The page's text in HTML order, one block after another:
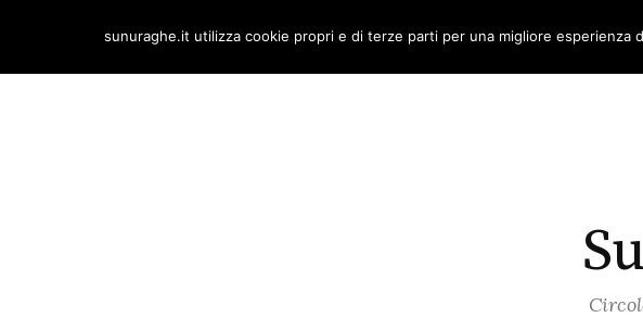
content
sunuraghe.it utilizza cookie propri e di terze parti per una migliore esperienza